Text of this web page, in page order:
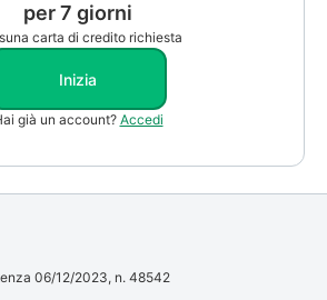
per 7 giorni
carta di credito richiesta
Inizia
già un account? Accedi
06/12/2023, n. 48542